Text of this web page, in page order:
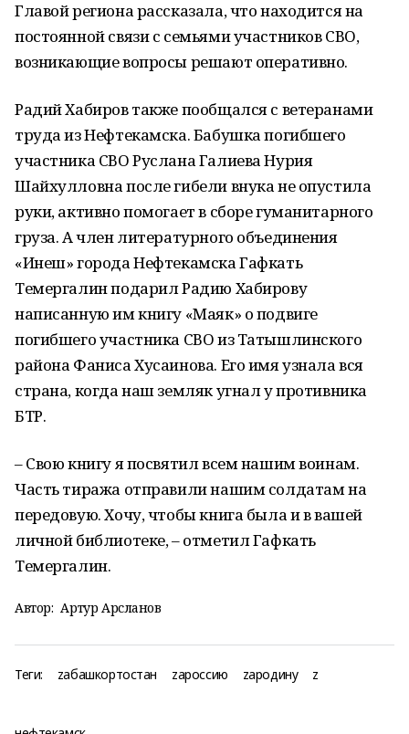
Главой региона рассказала, что находится на
постоянной связи с семьями участников СВО,
возникающие вопросы решают оперативно.
Радий Хабиров также пообщался с ветеранами
труда из Нефтекамска. Бабушка погибшего
участника СВО Руслана Галиева Нурия
Шайхулловна после гибели внука не опустила
руки, активно помогает в сборе гуманитарного
груза. А член литературного объединения
«Инеш» города Нефтекамска Гафкать
Темергалин подарил Радию Хабирову
написанную им книгу «Маяк» о подвиге
погибшего участника СВО из Татышлинского
района Фаниса Хусаинова. Его имя узнала вся
страна, когда наш земляк угнал у противника
БТР.
– Свою книгу я посвятил всем нашим воинам.
Часть тиража отправили нашим солдатам на
передовую. Хочу, чтобы книга была и в вашей
личной библиотеке, – отметил Гафкать
Темергалин.
Автор: Артур Арсланов
Теги: zабашкортостан zароссию zародину z